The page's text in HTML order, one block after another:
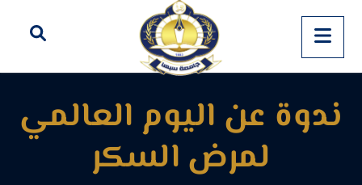
ندوة عن اليوم العالمي
لمرض السكر